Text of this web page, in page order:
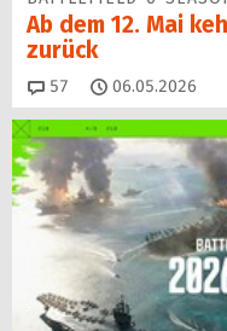
Ab dem 12. Mai
zurück
57 Kommentare
06.05.2026